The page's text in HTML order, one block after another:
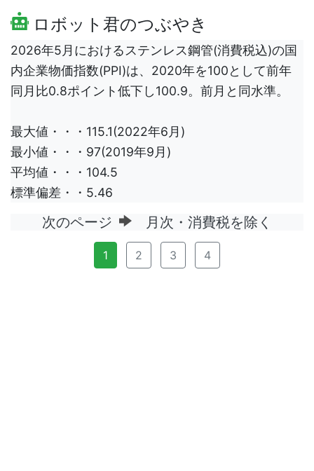
ロボット君のつぶやき
2026年5月におけるステンレス鋼管(消費税込)の国
内企業物価指数(PPI)は、2020年を100として前年
同月比0.8ポイント低下し100.9。前月と同水準。
最大値・・・115.1(2022年6月)
最小値・・・97(2019年9月)
平均値・・・104.5
標準偏差・・5.46
次のページ 月次・消費税を除く
1 2 3 4